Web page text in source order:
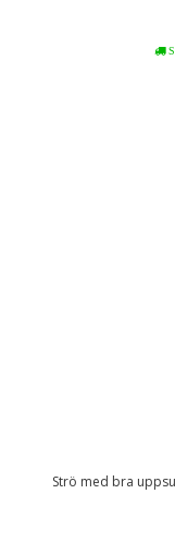
Strö med bra